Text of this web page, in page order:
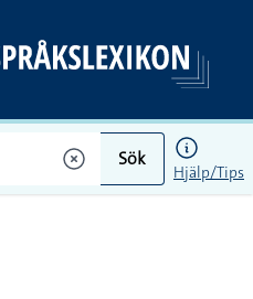
Sök
Hjälp/Tips